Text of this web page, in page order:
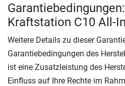
Kraftstation C10 All-
Weitere Details zu dieser
Garantiebedingungen des
ist eine Zusatzleistung des
Einfluss auf Ihre Rechte im